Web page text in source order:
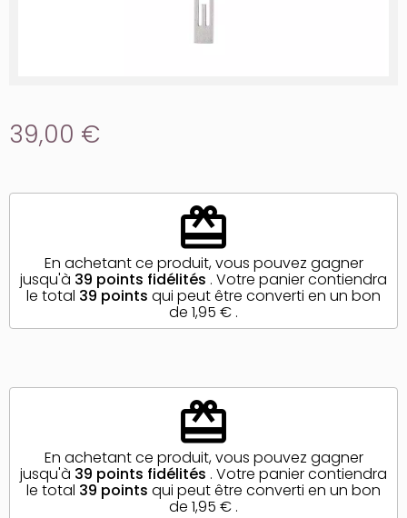
39,00 €
redeem
En achetant ce produit, vous pouvez gagner
jusqu'à 39 points fidélités . Votre panier contiendra
le total 39 points qui peut être converti en un bon
de 1,95 € .
redeem
En achetant ce produit, vous pouvez gagner
jusqu'à 39 points fidélités . Votre panier contiendra
le total 39 points qui peut être converti en un bon
de 1,95 € .